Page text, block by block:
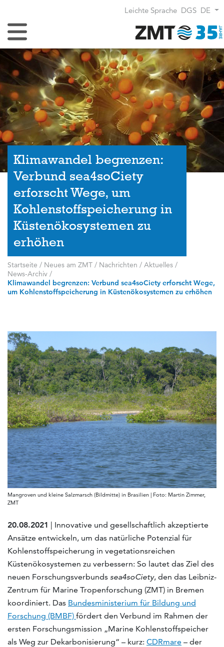
Leichte Sprache DGS DE
Navigation umschalten
Klimawandel begrenzen:
Verbund sea4soCiety
erforscht Wege, um
Kohlenstoffspeicherung in
Küstenökosystemen zu
erhöhen
Startseite / Neues am ZMT / Nachrichten / Aktuelles /
News-Archiv /
Klimawandel begrenzen: Verbund sea4soCiety erforscht Wege,
um Kohlenstoffspeicherung in Küstenökosystemen zu erhöhen
Mangroven und kleine Salzmarsch (Bildmitte) in Brasilien | Foto: Martin Zimmer,
ZMT
20.08.2021 | Innovative und gesellschaftlich akzeptierte
Ansätze entwickeln, um das natürliche Potenzial für
Kohlenstoffspeicherung in vegetationsreichen
Küstenökosystemen zu verbessern: So lautet das Ziel des
neuen Forschungsverbunds sea4soCiety, den das Leibniz-
Zentrum für Marine Tropenforschung (ZMT) in Bremen
koordiniert. Das Bundesministerium für Bildung und
Forschung (BMBF) fördert den Verbund im Rahmen der
ersten Forschungsmission „Marine Kohlenstoffspeicher
als Weg zur Dekarbonisierung“ – kurz: CDRmare – der